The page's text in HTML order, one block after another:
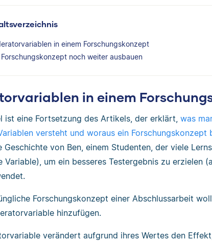
in einem Forschungskonzept
Forschungskonzept noch weiter ausbauen
in einem
ist eine Fortsetzung des Artikels, der erklärt, was
versteht und woraus ein Forschungskonzept
Geschichte von Ben, einem Studenten, der viele
Variable), um ein besseres Testergebnis zu erzielen
Forschungskonzept einer Abschlussarbeit
hinzufügen.
verändert aufgrund ihres Wertes den